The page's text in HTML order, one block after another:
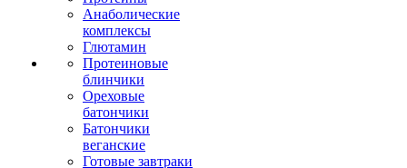
Анаболические
комплексы
Глютамин
Протеиновые
блинчики
Ореховые
батончики
Батончики
веганские
Готовые завтраки